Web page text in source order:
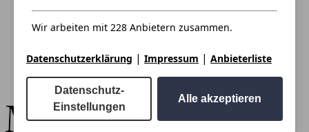
Wir arbeiten mit 228 Anbietern zusammen.
Datenschutzerklärung | Impressum | Anbieterliste
Datenschutz-
Einstellungen
Alle akzeptieren